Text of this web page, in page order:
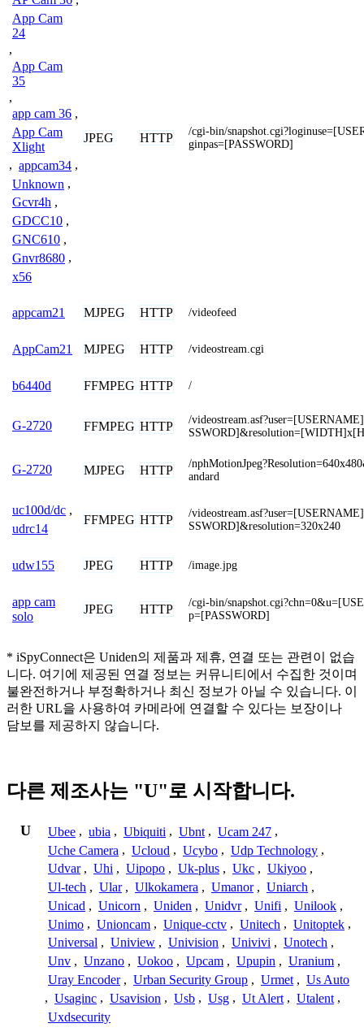
App Cam
24
,
App Cam
35
,
app cam 36 ,
App Cam
Xlight
, appcam34 ,
Unknown ,
Gcvr4h ,
GDCC10 ,
GNC610 ,
Gnvr8680 ,
x56
JPEG HTTP
/cgi-bin/
ginpas=[PASSWORD]
appcam21 MJPEG HTTP /videofeed
AppCam21 MJPEG HTTP /videostream.cgi
b6440d FFMPEG HTTP /
G-2720 FFMPEG HTTP
/
G-2720 MJPEG HTTP
/
andard
uc100d/dc ,
udrc14
FFMPEG HTTP
/
SSWORD]&resolution=320x240
udw155 JPEG HTTP /image.jpg
app cam
solo
JPEG HTTP
/cgi-bin/
p=[PASSWORD]
* iSpyConnect은 Uniden의 제품과 제휴, 연결 또는 관련이 없습
니다. 여기에 제공된 연결 정보는 커뮤니티에서 수집한 것이며
불완전하거나 부정확하거나 최신 정보가 아닐 수 있습니다. 이
러한 URL을 사용하여 카메라에 연결할 수 있다는 보장이나
담보를 제공하지 않습니다.
다른 제조사는 "U"로 시작합니다.
U Ubee , ubia , Ubiquiti , Ubnt , Ucam 247 ,
Uche Camera , Ucloud , Ucybo , Udp Technology ,
Udvar , Uhi , Uipopo , Uk-plus , Ukc , Ukiyoo ,
Ul-tech , Ular , Ulkokamera , Umanor , Uniarch ,
Unicad , Unicorn , Uniden , Unidvr , Unifi , Unilook ,
Unimo , Unioncam , Unique-cctv , Unitech , Unitoptek ,
Universal , Uniview , Univision , Univivi , Unotech ,
Unv , Unzano , Uokoo , Upcam , Upupin , Uranium ,
Uray Encoder , Urban Security Group , Urmet , Us Auto
, Usaginc , Usavision , Usb , Usg , Ut Alert , Utalent ,
Uxdsecurity